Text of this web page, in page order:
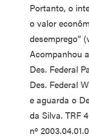
Portanto, o
o valor
desemprego”
Acompanhou
Des. Federal
Des. Federal
e aguarda o
da Silva. TRF
nº